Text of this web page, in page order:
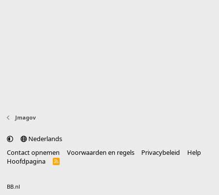
Jmagov
Nederlands
Contact opnemen
Voorwaarden en regels Privacybeleid
Help
Hoofdpagina
R
BB.nl